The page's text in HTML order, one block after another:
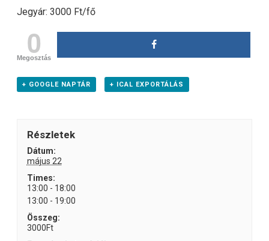
Jegyár: 3000 Ft/fő
0
Megosztás
+ GOOGLE NAPTÁR + ICAL EXPORTÁLÁS
Részletek
Dátum:
május 22
Times:
13:00 - 18:00
13:00 - 19:00
Összeg:
3000Ft